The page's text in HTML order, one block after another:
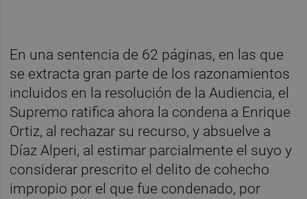
En una sentencia de 62 páginas, en las que
se extracta gran parte de los razonamientos
incluidos en la resolución de la Audiencia, el
Supremo ratifica ahora la condena a Enrique
Ortiz, al rechazar su recurso, y absuelve a
Díaz Alperi, al estimar parcialmente el suyo y
considerar prescrito el delito de cohecho
impropio por el que fue condenado, por